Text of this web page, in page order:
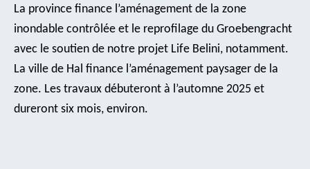
La province finance l’aménagement de la zone
inondable contrôlée et le reprofilage du Groebengracht
avec le soutien de notre projet Life Belini, notamment.
La ville de Hal finance l’aménagement paysager de la
zone. Les travaux débuteront à l’automne 2025 et
dureront six mois, environ.